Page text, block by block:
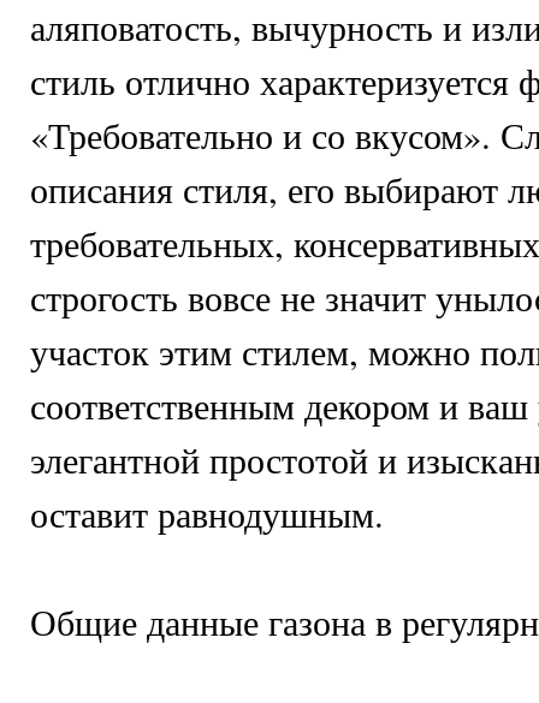
аляповатость, вычурность и
стиль отлично характеризуется
«Требовательно и со вкусом».
описания стиля, его выбирают
требовательных,
строгость вовсе не значит
участок этим стилем, можно
соответственным декором и ваш
элегантной простотой и
оставит равнодушным.
Общие данные газона в